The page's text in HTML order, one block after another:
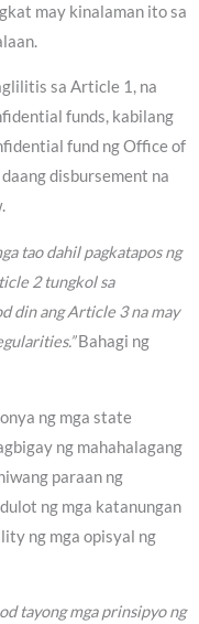
may kinalaman ito sa
sa Article 1, na
funds, kabilang
fund ng Office of
disbursement na
tao dahil pagkatapos ng
2 tungkol sa
din ang Article 3 na may
Bahagi ng
ng mga state
ng mahahalagang
paraan ng
ng mga katanungan
ng mga opisyal ng
tayong mga prinsipyo ng